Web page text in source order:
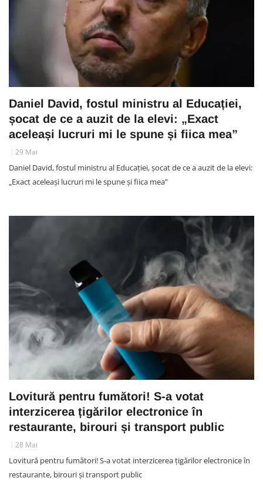
Daniel David, fostul ministru al Educației,
șocat de ce a auzit de la elevi: „Exact
aceleași lucruri mi le spune și fiica mea”
29 Mai
Daniel David, fostul ministru al Educației, șocat de ce a auzit de la elevi:
„Exact aceleași lucruri mi le spune și fiica mea”
Lovitură pentru fumători! S-a votat
interzicerea țigărilor electronice în
restaurante, birouri și transport public
28 Mai
Lovitură pentru fumători! S-a votat interzicerea țigărilor electronice în
restaurante, birouri și transport public